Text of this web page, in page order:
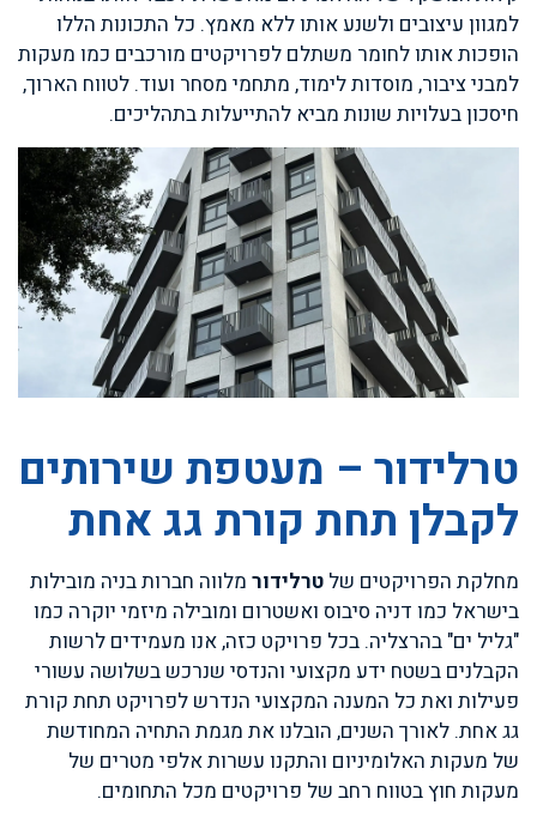
למגוון עיצובים ולשנע אותו ללא מאמץ. כל התכונות הללו
הופכות אותו לחומר משתלם לפרויקטים מורכבים כמו מעקות
למבני ציבור, מוסדות לימוד, מתחמי מסחר ועוד. לטווח הארוך,
חיסכון בעלויות שונות מביא להתייעלות בתהליכים.
טרלידור – מעטפת שירותים
לקבלן תחת קורת גג אחת
מחלקת הפרויקטים של טרלידור מלווה חברות בניה מובילות
בישראל כמו דניה סיבוס ואשטרום ומובילה מיזמי יוקרה כמו
"גליל ים" בהרצליה. בכל פרויקט כזה, אנו מעמידים לרשות
הקבלנים בשטח ידע מקצועי והנדסי שנרכש בשלושה עשורי
פעילות ואת כל המענה המקצועי הנדרש לפרויקט תחת קורת
גג אחת. לאורך השנים, הובלנו את מגמת התחיה המחודשת
של מעקות האלומיניום והתקנו עשרות אלפי מטרים של
מעקות חוץ בטווח רחב של פרויקטים מכל התחומים.